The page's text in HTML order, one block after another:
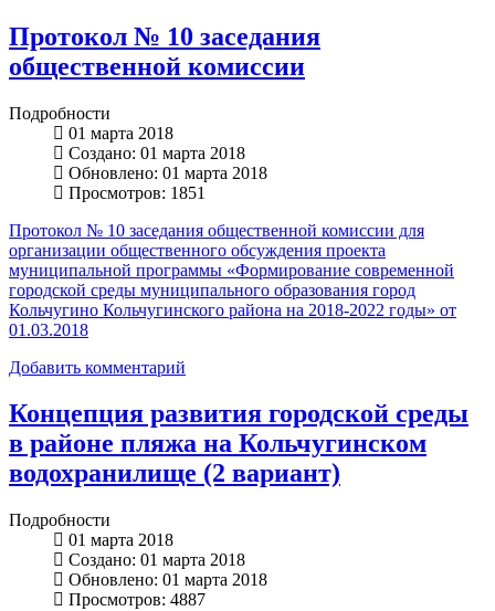
Протокол № 10 заседания
общественной комиссии
Подробности
01 марта 2018
Создано: 01 марта 2018
Обновлено: 01 марта 2018
Просмотров: 1851
Протокол № 10 заседания общественной комиссии для
организации общественного обсуждения проекта
муниципальной программы «Формирование современной
городской среды муниципального образования город
Кольчугино Кольчугинского района на 2018-2022 годы» от
01.03.2018
Добавить комментарий
Концепция развития городской среды
в районе пляжа на Кольчугинском
водохранилище (2 вариант)
Подробности
01 марта 2018
Создано: 01 марта 2018
Обновлено: 01 марта 2018
Просмотров: 4887